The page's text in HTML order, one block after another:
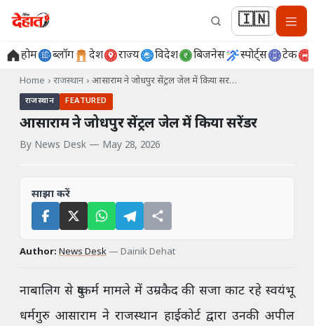
🇮🇳
होम ब्लॉग देश राज्य विदेश बिजनेस स्पोर्ट्स टेक
Home › राजस्थान › आसाराम ने जोधपुर सेंट्रल जेल में किया सर…
राजस्थान FEATURED
आसाराम ने जोधपुर सेंट्रल जेल में किया सरेंडर
By News Desk — May 28, 2026
साझा करें
Author: News Desk — Dainik Dehat
नाबालिग से दुष्कर्म मामले में उम्रकैद की सजा काट रहे स्वयंभू
धर्मगुरु आसाराम ने राजस्थान हाईकोर्ट द्वारा उनकी अपील